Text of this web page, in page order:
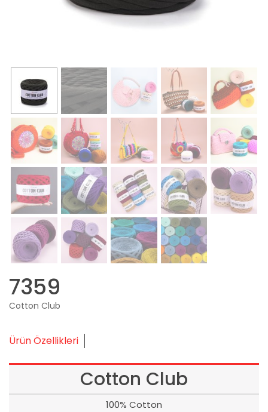
7359
Cotton Club
Ürün Özellikleri
Cotton Club
100% Cotton